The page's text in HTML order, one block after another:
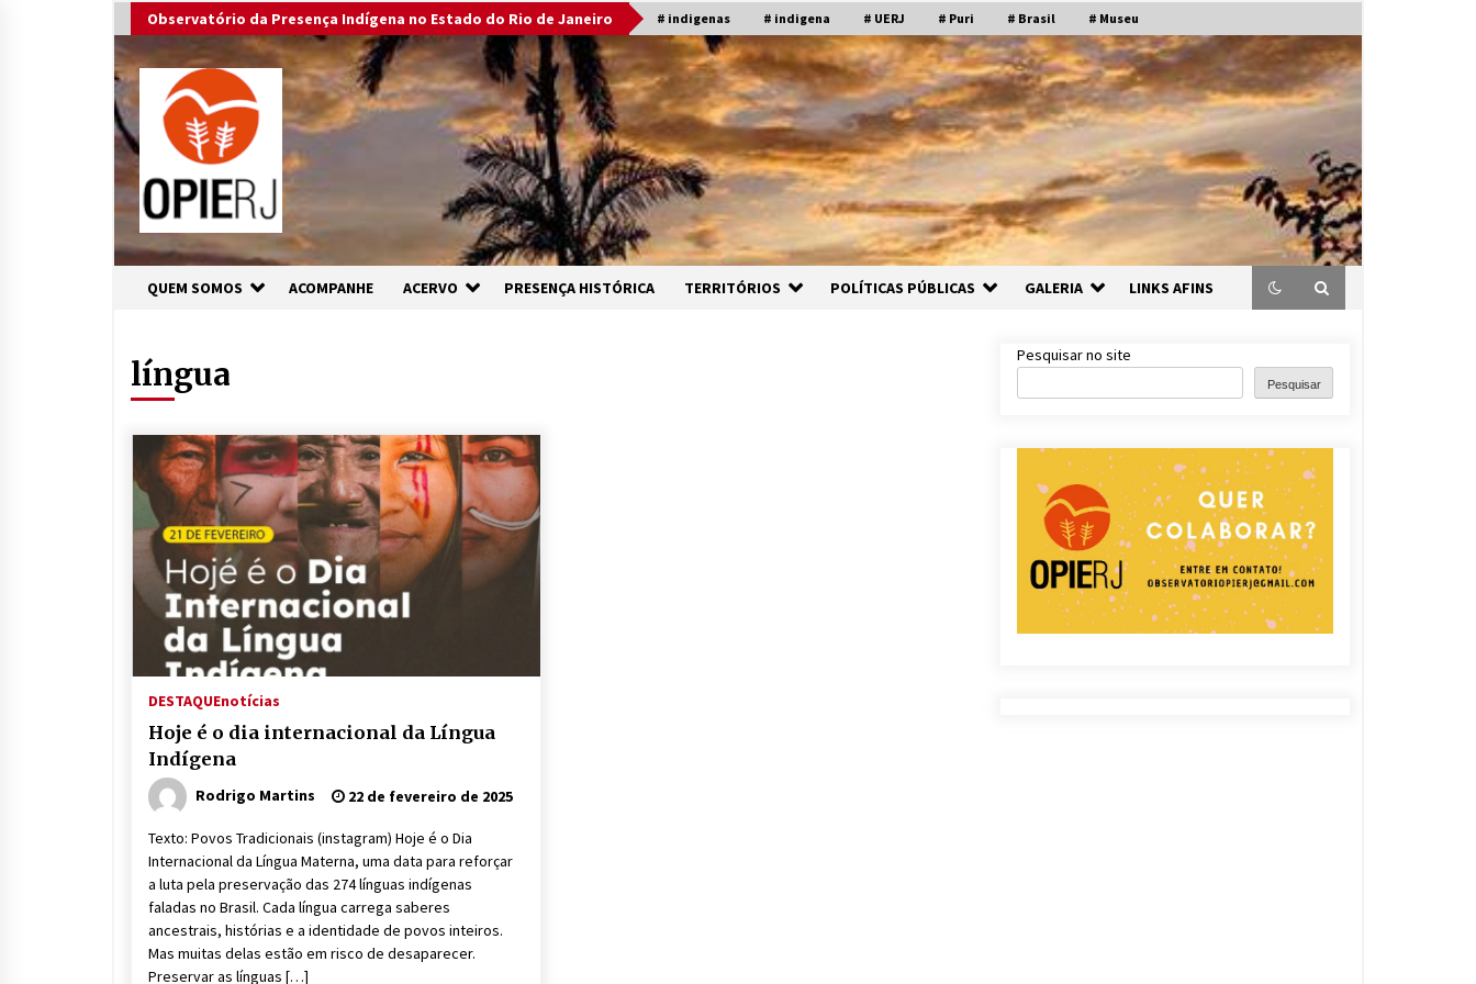
to
content
Observatório da Presença Indígena no Estado do Rio de Janeiro # indigenas # indigena # UERJ # Puri # Brasil # Museu
QUEM SOMOS ACOMPANHE ACERVO PRESENÇA HISTÓRICA TERRITÓRIOS POLÍTICAS PÚBLICAS GALERIA LINKS AFINS
língua
DESTAQUEnotícias
Hoje é o dia internacional da Língua
Indígena
Rodrigo Martins 22 de fevereiro de 2025
Texto: Povos Tradicionais (instagram) Hoje é o Dia
Internacional da Língua Materna, uma data para reforçar
a luta pela preservação das 274 línguas indígenas
faladas no Brasil. Cada língua carrega saberes
ancestrais, histórias e a identidade de povos inteiros.
Mas muitas delas estão em risco de desaparecer.
Preservar as línguas […]
Pesquisar no site
Pesquisar